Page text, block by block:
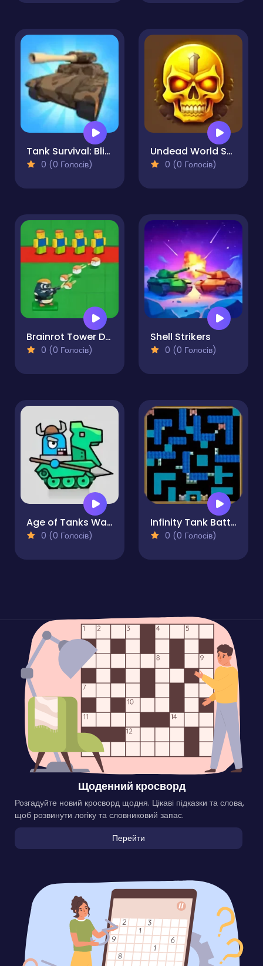
Tank Survival: Blitz War
0 (0 Голосів)
Undead World Skeleton Warriors
0 (0 Голосів)
Brainrot Tower Defense
0 (0 Голосів)
Shell Strikers
0 (0 Голосів)
Age of Tanks Warriors: TD War
0 (0 Голосів)
Infinity Tank Battle
0 (0 Голосів)
Щоденний кросворд
Розгадуйте новий кросворд щодня. Цікаві підказки та слова,
щоб розвинути логіку та словниковий запас.
Перейти